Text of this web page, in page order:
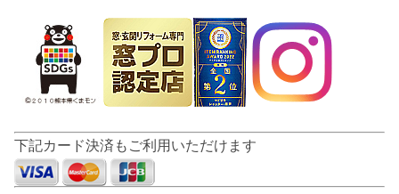
下記カード決済もご利用いただけます